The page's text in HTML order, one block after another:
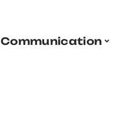
Communication